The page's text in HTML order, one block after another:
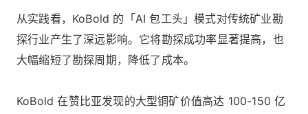
从实践看，KoBold 的「AI 包工头」模式对传统矿业勘
探行业产生了深远影响。它将勘探成功率显著提高，也
大幅缩短了勘探周期，降低了成本。
KoBold 在赞比亚发现的大型铜矿价值高达 100-150 亿